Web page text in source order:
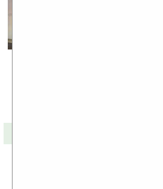
Компания
2008 года
моделями,
отклика 2
динамическим
Philips